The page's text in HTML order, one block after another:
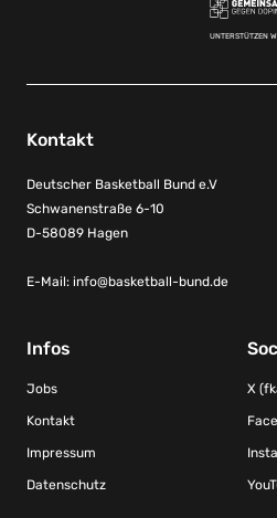
UNTERSTÜTZEN
Kontakt
Deutscher Basketball Bund e.V
Schwanenstraße 6-10
D-58089 Hagen
E-Mail: info@basketball-bund.de
Infos
Jobs
Kontakt
Impressum
Datenschutz
X